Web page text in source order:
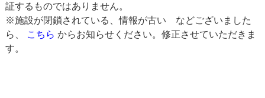
証するものではありません。
※施設が閉鎖されている、情報が古い などございました
ら、 こちら からお知らせください。修正させていただきま
す。